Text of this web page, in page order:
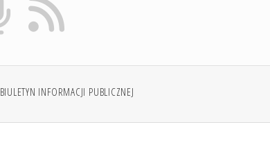
BIULETYN INFORMACJI PUBLICZNEJ